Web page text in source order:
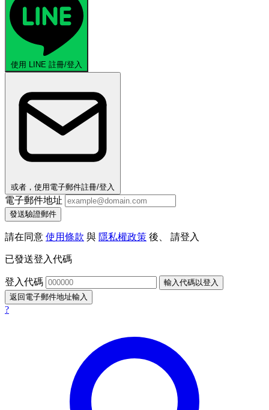
使用 LINE 註冊/登入
或者，使用電子郵件註冊/登入
電子郵件地址
發送驗證郵件
請在同意 使用條款 與 隱私權政策 後、 請登入
已發送登入代碼
登入代碼
輸入代碼以登入
返回電子郵件地址輸入
?